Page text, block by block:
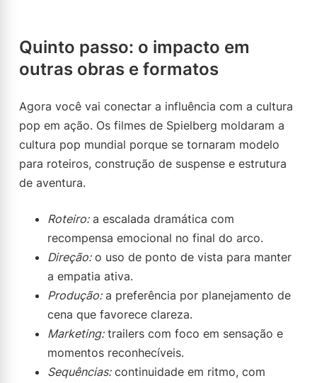
Quinto passo: o impacto em
outras obras e formatos
Agora você vai conectar a influência com a cultura
pop em ação. Os filmes de Spielberg moldaram a
cultura pop mundial porque se tornaram modelo
para roteiros, construção de suspense e estrutura
de aventura.
Roteiro:a escalada dramática com
recompensa emocional no final do arco.
Direção:o uso de ponto de vista para manter
a empatia ativa.
Produção:a preferência por planejamento de
cena que favorece clareza.
Marketing:trailers com foco em sensação e
momentos reconhecíveis.
Sequências:continuidade em ritmo, com